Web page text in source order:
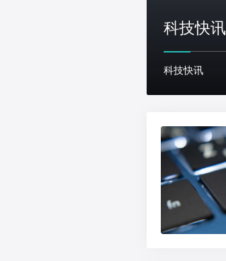
科技快讯
科技快讯